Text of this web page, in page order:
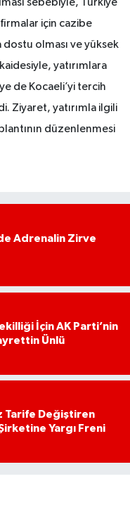
sebebiyle, Türkiye
için cazibe
olması ve yüksek
yatırımlara
de Kocaeli’yi tercih
Ziyaret, yatırımla ilgili
düzenlenmesi
Adrenalin Zirve
İçin AK Parti’nin
Ünlü
Tarife Değiştiren
Yargı Freni